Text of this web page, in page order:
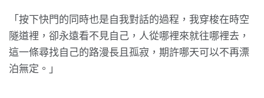
「按下快門的同時也是自我對話的過程，我穿梭在時空
隧道裡，卻永遠看不見自己，人從哪裡來就往哪裡去，
這一條尋找自己的路漫長且孤寂，期許哪天可以不再漂
泊無定。」